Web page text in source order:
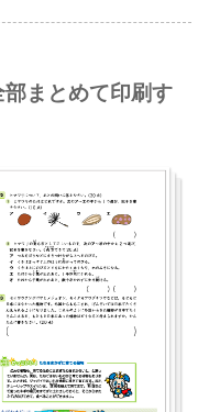
まとめて印刷す